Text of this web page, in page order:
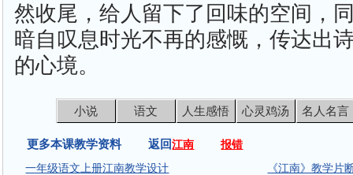
然收尾，给人留下了回味的空间，
暗自叹息时光不再的感慨，传达出
的心境。
小说 语文 人生感悟 心灵鸡汤 名人名言
更多本课教学资料 返回江南
报错
一年级语文上册江南教学设计
《江南》教学片